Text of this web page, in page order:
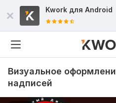
Kwork для Android
Визуальное
надписей